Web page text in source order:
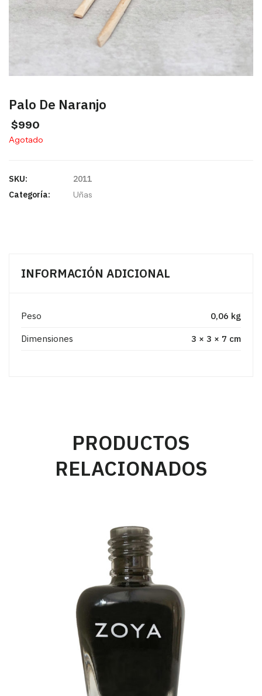
Palo De Naranjo
$990
Agotado
SKU:
2011
Categoría:
Uñas
INFORMACIÓN ADICIONAL
Peso 0,06 kg
Dimensiones 3 × 3 × 7 cm
PRODUCTOS
RELACIONADOS